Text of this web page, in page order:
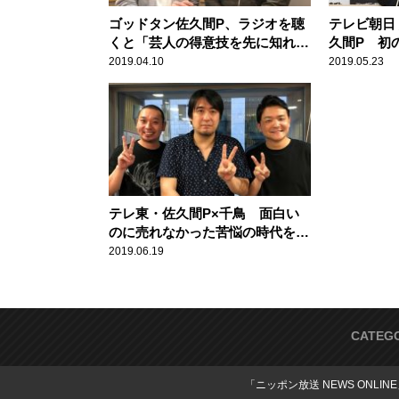
ゴッドタン佐久間P、ラジオを聴
くと「芸人の得意技を先に知れ
る」
2019.04.10
テレビ朝
久間P 初
2019.05.23
テレ東・佐久間P×千鳥 面白い
のに売れなかった苦悩の時代を語
る
2019.06.19
「ニッポン放送 NEWS